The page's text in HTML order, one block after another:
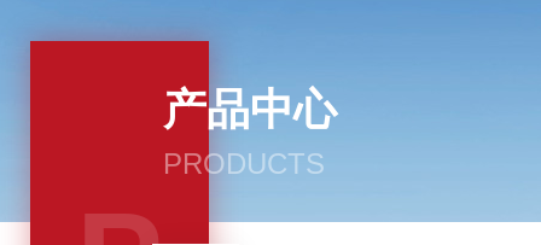
产品中心
PRODUCTS